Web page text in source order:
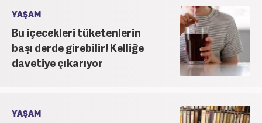
etmektedir.
YAŞAM
Bu içecekleri tüketenlerin
başı derde girebilir! Kelliğe
davetiye çıkarıyor
YAŞAM